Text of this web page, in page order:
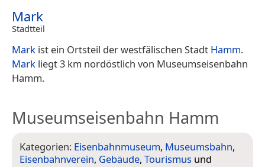
Mark
Stadtteil
Mark ist ein Ortsteil der westfälischen Stadt Hamm.
Mark liegt 3 km nordöstlich von Museumseisenbahn
Hamm.
Museumseisenbahn Hamm
Kategorien: Eisenbahnmuseum, Museumsbahn,
Eisenbahnverein, Gebäude, Tourismus und